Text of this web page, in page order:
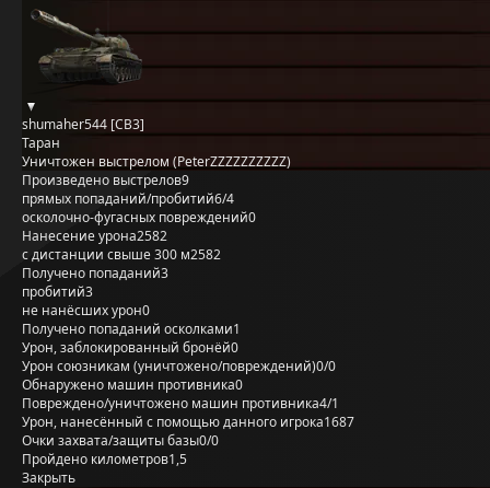
shumaher544 [CB3]
Таран
Уничтожен выстрелом (PeterZZZZZZZZZZ)
Произведено выстрелов9
прямых попаданий/пробитий6/4
осколочно-фугасных повреждений0
Нанесение урона2582
с дистанции свыше 300 м2582
Получено попаданий3
пробитий3
не нанёсших урон0
Получено попаданий осколками1
Урон, заблокированный бронёй0
Урон союзникам (уничтожено/повреждений)0/0
Обнаружено машин противника0
Повреждено/уничтожено машин противника4/1
Урон, нанесённый с помощью данного игрока1687
Очки захвата/защиты базы0/0
Пройдено километров1,5
Закрыть